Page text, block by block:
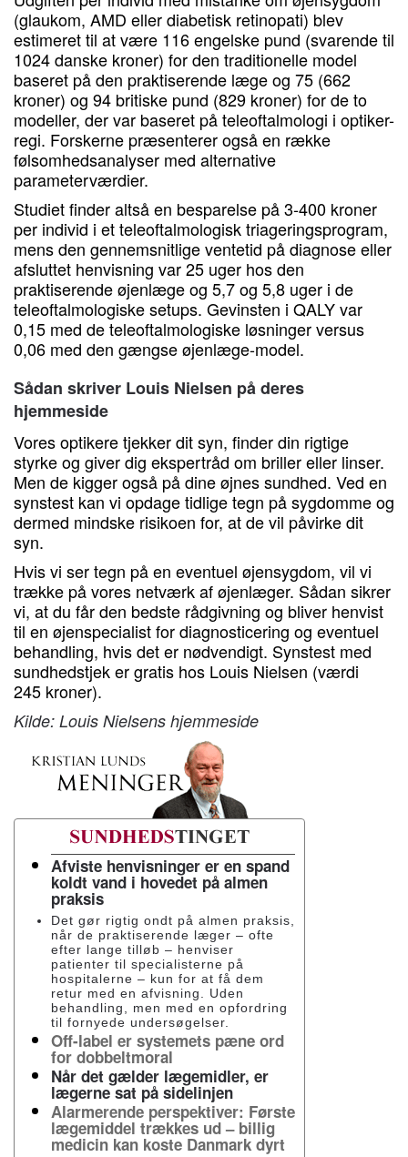
(glaukom, AMD eller diabetisk retinopati) blev
estimeret til at være 116 engelske pund (svarende til
1024 danske kroner) for den traditionelle model
baseret på den praktiserende læge og 75 (662
kroner) og 94 britiske pund (829 kroner) for de to
modeller, der var baseret på teleoftalmologi i optiker-
regi. Forskerne præsenterer også en række
følsomhedsanalyser med alternative
parameterværdier.
Studiet finder altså en besparelse på 3-400 kroner
per individ i et teleoftalmologisk triageringsprogram,
mens den gennemsnitlige ventetid på diagnose eller
afsluttet henvisning var 25 uger hos den
praktiserende øjenlæge og 5,7 og 5,8 uger i de
teleoftalmologiske setups. Gevinsten i QALY var
0,15 med de teleoftalmologiske løsninger versus
0,06 med den gængse øjenlæge-model.
Sådan skriver Louis Nielsen på deres
hjemmeside
Vores optikere tjekker dit syn, finder din rigtige
styrke og giver dig ekspertråd om briller eller linser.
Men de kigger også på dine øjnes sundhed. Ved en
synstest kan vi opdage tidlige tegn på sygdomme og
dermed mindske risikoen for, at de vil påvirke dit
syn.
Hvis vi ser tegn på en eventuel øjensygdom, vil vi
trække på vores netværk af øjenlæger. Sådan sikrer
vi, at du får den bedste rådgivning og bliver henvist
til en øjenspecialist for diagnosticering og eventuel
behandling, hvis det er nødvendigt. Synstest med
sundhedstjek er gratis hos Louis Nielsen (værdi
245 kroner).
Kilde: Louis Nielsens hjemmeside
Afviste henvisninger er en spand
koldt vand i hovedet på almen
praksis
Det gør rigtig ondt på almen praksis,
når de praktiserende læger – ofte
efter lange tilløb – henviser
patienter til specialisterne på
hospitalerne – kun for at få dem
retur med en afvisning. Uden
behandling, men med en opfordring
til fornyede undersøgelser.
Off-label er systemets pæne ord
for dobbeltmoral
Når det gælder lægemidler, er
lægerne sat på sidelinjen
Alarmerende perspektiver: Første
lægemiddel trækkes ud – billig
medicin kan koste Danmark dyrt